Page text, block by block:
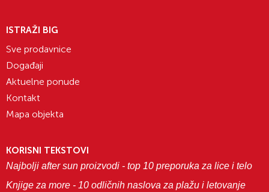
ISTRAŽI BIG
Sve prodavnice
Događaji
Aktuelne ponude
Kontakt
Mapa objekta
KORISNI TEKSTOVI
Najbolji after sun proizvodi - top 10 preporuka za lice i telo
Knjige za more - 10 odličnih naslova za plažu i letovanje